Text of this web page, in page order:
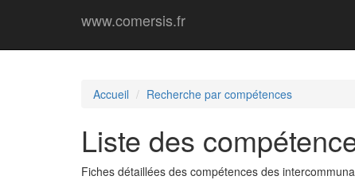
www.comersis.fr
Accueil Recherche par compétences
Liste des
Fiches détaillées des compétences des